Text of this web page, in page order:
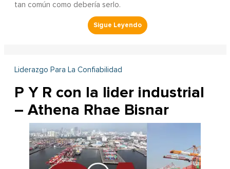
tan común como debería serlo.
Liderazgo Para La Confiabilidad
P Y R con la lider industrial
– Athena Rhae Bisnar